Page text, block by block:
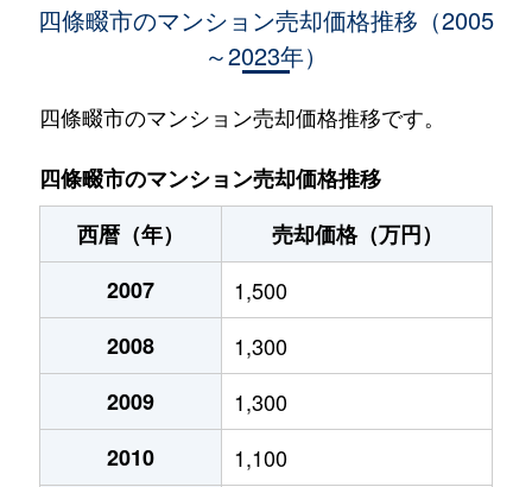
2,900万円 忍ケ丘
西中野
2,100万円 忍ケ丘 徒歩11分
西中野
2,300万円 忍ケ丘 徒歩11分
四條畷市のマンション売却価格推移（2005
～2023年）
四條畷市のマンション売却価格推移です。
四條畷市のマンション売却価格推移
西暦（年）
売却価格（万円）
2007
1,500
2008
1,300
2009
1,300
2010
1,100